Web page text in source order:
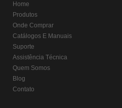
Home
Produtos
Onde Comprar
Catálogos E Manuais
Suporte
Assistência Técnica
Quem Somos
Blog
Contato